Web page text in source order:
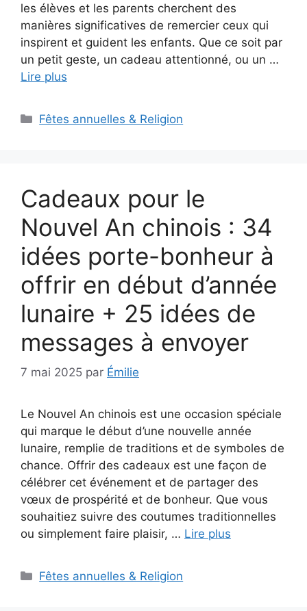
les élèves et les parents cherchent des
manières significatives de remercier ceux qui
inspirent et guident les enfants. Que ce soit par
un petit geste, un cadeau attentionné, ou un …
Lire plus
Catégories
Fêtes annuelles & Religion
Cadeaux pour le
Nouvel An chinois : 34
idées porte-bonheur à
offrir en début d’année
lunaire + 25 idées de
messages à envoyer
7 mai 2025 par Émilie
Le Nouvel An chinois est une occasion spéciale
qui marque le début d’une nouvelle année
lunaire, remplie de traditions et de symboles de
chance. Offrir des cadeaux est une façon de
célébrer cet événement et de partager des
vœux de prospérité et de bonheur. Que vous
souhaitiez suivre des coutumes traditionnelles
ou simplement faire plaisir, … Lire plus
Catégories
Fêtes annuelles & Religion